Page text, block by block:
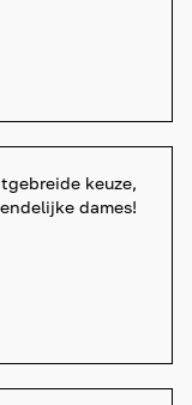
keuze,
dames!